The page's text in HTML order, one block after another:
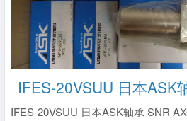
IFES-20VSUU 日本ASK
IFES-20VSUU 日本ASK轴承 SNR